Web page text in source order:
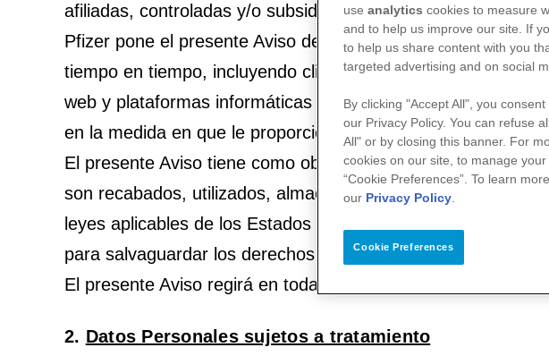
afiliadas, controladas y/o subsidiarias de Pfizer en México
Pfizer pone el presente Aviso de Privacidad (el “Aviso”) a
tiempo en tiempo, incluyendo clientes, pacientes,
web y plataformas informáticas de Pfizer, profesionales de
en la medida en que le proporcionen datos personales a
El presente Aviso tiene como objeto informarle al Titular
son recabados, utilizados, almacenados y/o transferidos
leyes aplicables de los Estados Unidos Mexicanos, siendo
para salvaguardar los derechos a la protección de datos
El presente Aviso regirá en todas las plataformas o medios
2. Datos Personales sujetos a tratamiento
use analytics cookies to measure
and to help us improve our site. If
to help us share content with you
targeted advertising and on social
By clicking "Accept All", you
our Privacy Policy. You can refuse
All" or by closing this banner. For
cookies on our site, to manage
“Cookie Preferences”. To learn
our Privacy Policy
Cookie Preferences